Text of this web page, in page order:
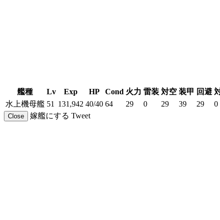
艦種 Lv Exp HP Cond 火力 雷装 対空 装甲 回避
水上機母艦 51 131,942 40/40 64 29 0 29 39 29 0
Close 嫁艦にする Tweet